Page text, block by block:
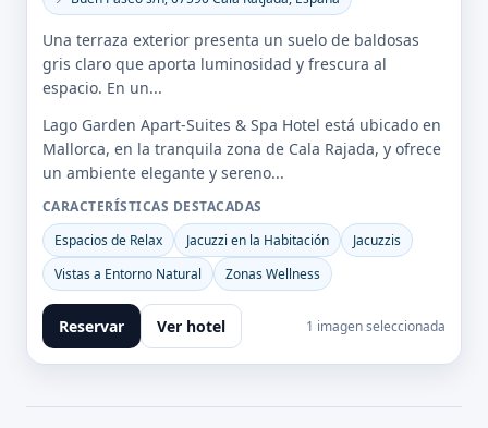
Una terraza exterior presenta un suelo de baldosas
gris claro que aporta luminosidad y frescura al
espacio. En un...
Lago Garden Apart-Suites & Spa Hotel está ubicado en
Mallorca, en la tranquila zona de Cala Rajada, y ofrece
un ambiente elegante y sereno...
CARACTERÍSTICAS DESTACADAS
Espacios de Relax
Jacuzzi en la Habitación
Jacuzzis
Vistas a Entorno Natural
Zonas Wellness
Reservar Ver hotel 1 imagen seleccionada